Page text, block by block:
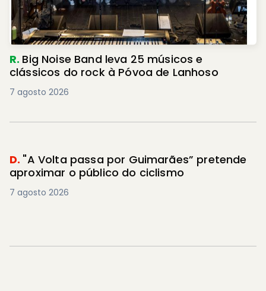
R. Big Noise Band leva 25 músicos e
clássicos do rock à Póvoa de Lanhoso
7 agosto 2026
D. "A Volta passa por Guimarães” pretende
aproximar o público do ciclismo
7 agosto 2026